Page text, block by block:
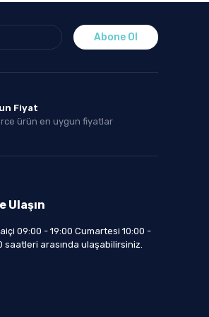
Abone Ol
Fiyat
ürün en uygun fiyatlar
Ulaşın
09:00 - 19:00 Cumartesi 10:00 -
saatleri arasında ulaşabilirsiniz.